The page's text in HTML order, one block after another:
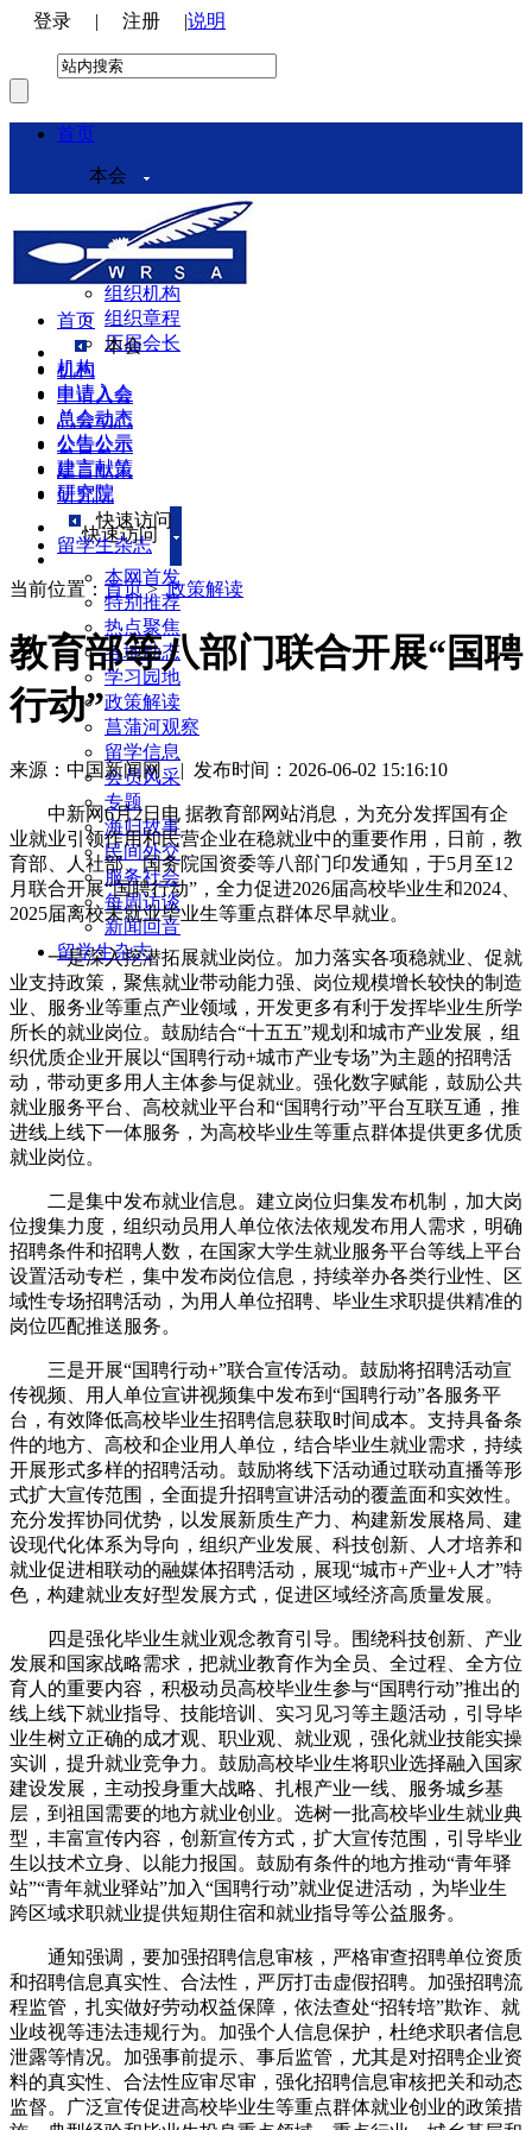
登录 | 注册 |说明
首页
本会
本会介绍
领导机构
理事会
组织机构
组织章程
历届会长
机构
申请入会
总会动态
公告公示
建言献策
研究院
快速访问
本网首发
特别推荐
热点聚焦
各地动态
学习园地
政策解读
菖蒲河观察
留学信息
会员风采
专题
海归故事
民间外交
服务社会
每周访谈
新闻回音
留学生杂志
首页
本会
机构
申请入会
总会动态
公告公示
建言献策
研究院
快速访问
留学生杂志
当前位置： 首页>政策解读
教育部等八部门联合开展“国聘
行动”
来源：中国新闻网 | 发布时间：2026-06-02 15:16:10
中新网6月2日电 据教育部网站消息，为充分发挥国有企
业就业引领作用和民营企业在稳就业中的重要作用，日前，教
育部、人社部、国务院国资委等八部门印发通知，于5月至12
月联合开展“国聘行动”，全力促进2026届高校毕业生和2024、
2025届离校未就业毕业生等重点群体尽早就业。
一是深入挖潜拓展就业岗位。加力落实各项稳就业、促就
业支持政策，聚焦就业带动能力强、岗位规模增长较快的制造
业、服务业等重点产业领域，开发更多有利于发挥毕业生所学
所长的就业岗位。鼓励结合“十五五”规划和城市产业发展，组
织优质企业开展以“国聘行动+城市产业专场”为主题的招聘活
动，带动更多用人主体参与促就业。强化数字赋能，鼓励公共
就业服务平台、高校就业平台和“国聘行动”平台互联互通，推
进线上线下一体服务，为高校毕业生等重点群体提供更多优质
就业岗位。
二是集中发布就业信息。建立岗位归集发布机制，加大岗
位搜集力度，组织动员用人单位依法依规发布用人需求，明确
招聘条件和招聘人数，在国家大学生就业服务平台等线上平台
设置活动专栏，集中发布岗位信息，持续举办各类行业性、区
域性专场招聘活动，为用人单位招聘、毕业生求职提供精准的
岗位匹配推送服务。
三是开展“国聘行动+”联合宣传活动。鼓励将招聘活动宣
传视频、用人单位宣讲视频集中发布到“国聘行动”各服务平
台，有效降低高校毕业生招聘信息获取时间成本。支持具备条
件的地方、高校和企业用人单位，结合毕业生就业需求，持续
开展形式多样的招聘活动。鼓励将线下活动通过联动直播等形
式扩大宣传范围，全面提升招聘宣讲活动的覆盖面和实效性。
充分发挥协同优势，以发展新质生产力、构建新发展格局、建
设现代化体系为导向，组织产业发展、科技创新、人才培养和
就业促进相联动的融媒体招聘活动，展现“城市+产业+人才”特
色，构建就业友好型发展方式，促进区域经济高质量发展。
四是强化毕业生就业观念教育引导。围绕科技创新、产业
发展和国家战略需求，把就业教育作为全员、全过程、全方位
育人的重要内容，积极动员高校毕业生参与“国聘行动”推出的
线上线下就业指导、技能培训、实习见习等主题活动，引导毕
业生树立正确的成才观、职业观、就业观，强化就业技能实操
实训，提升就业竞争力。鼓励高校毕业生将职业选择融入国家
建设发展，主动投身重大战略、扎根产业一线、服务城乡基
层，到祖国需要的地方就业创业。选树一批高校毕业生就业典
型，丰富宣传内容，创新宣传方式，扩大宣传范围，引导毕业
生以技术立身、以能力报国。鼓励有条件的地方推动“青年驿
站”“青年就业驿站”加入“国聘行动”就业促进活动，为毕业生
跨区域求职就业提供短期住宿和就业指导等公益服务。
通知强调，要加强招聘信息审核，严格审查招聘单位资质
和招聘信息真实性、合法性，严厉打击虚假招聘。加强招聘流
程监管，扎实做好劳动权益保障，依法查处“招转培”欺诈、就
业歧视等违法违规行为。加强个人信息保护，杜绝求职者信息
泄露等情况。加强事前提示、事后监管，尤其是对招聘企业资
料的真实性、合法性应审尽审，强化招聘信息审核把关和动态
监督。广泛宣传促进高校毕业生等重点群体就业创业的政策措